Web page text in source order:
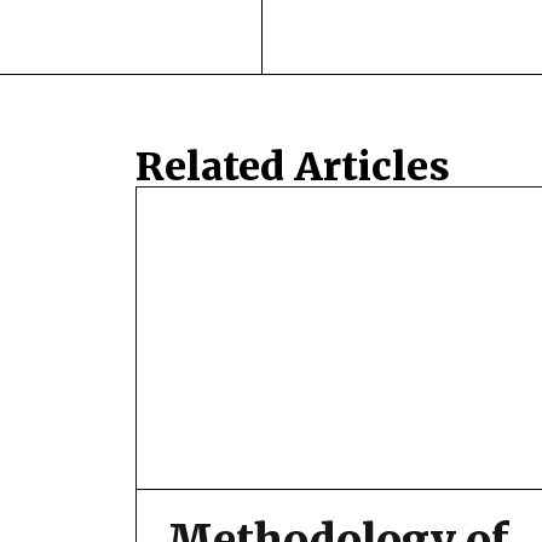
Related Articles